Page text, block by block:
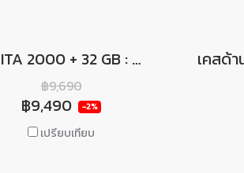
PSVITA 2000 + 32 GB : CFW. V.3.68 + PKGJ สโตร์ในตัวโหลดเกมฟรี ฟรี! กระเป๋า Airform
฿9,690
฿9,490 -2%
เปรียบเทียบ